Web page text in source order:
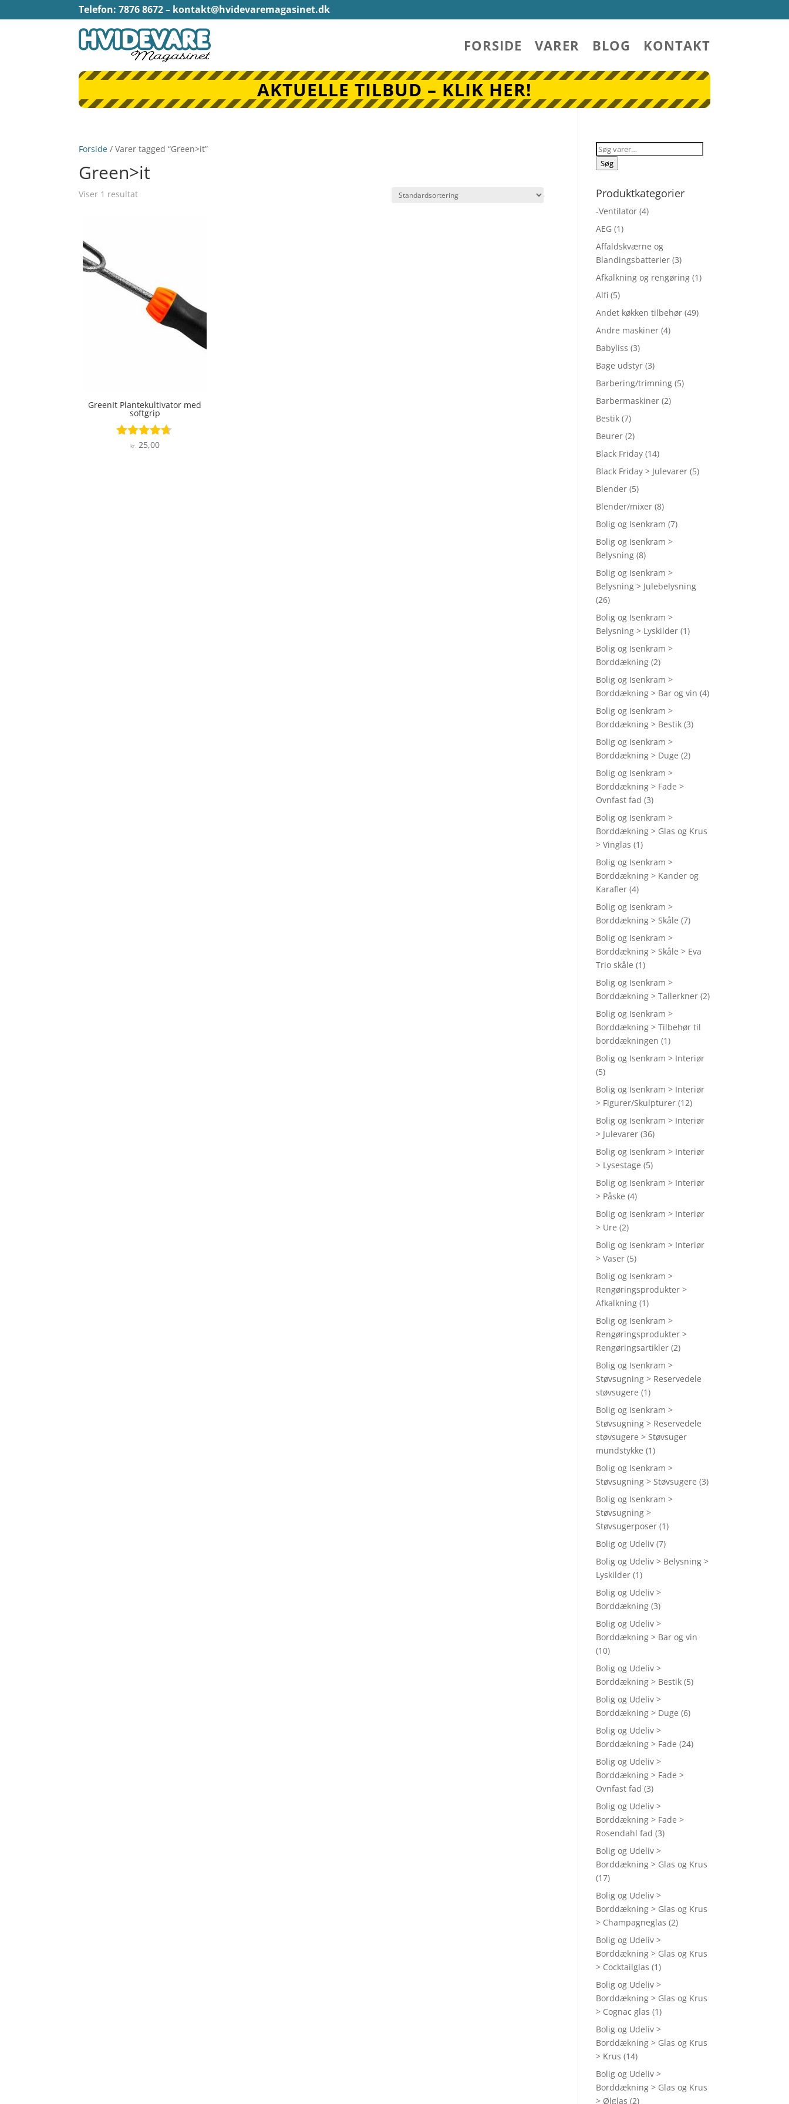
Telefon: 7876 8672 – kontakt@hvidevaremagasinet.dk
FORSIDE VARER BLOG KONTAKT
AKTUELLE TILBUD – KLIK HER!
Forside / Varer tagged “Green>it”
Green>it
Viser 1 resultat
GreenIt Plantekultivator med
softgrip
Vurderet
kr.25,00
Søg
efter:
Søg
Produktkategorier
-Ventilator (4)
AEG (1)
Affaldskværne og
Blandingsbatterier (3)
Afkalkning og rengøring (1)
Alfi (5)
Andet køkken tilbehør (49)
Andre maskiner (4)
Babyliss (3)
Bage udstyr (3)
Barbering/trimning (5)
Barbermaskiner (2)
Bestik (7)
Beurer (2)
Black Friday (14)
Black Friday > Julevarer (5)
Blender (5)
Blender/mixer (8)
Bolig og Isenkram (7)
Bolig og Isenkram >
Belysning (8)
Bolig og Isenkram >
Belysning > Julebelysning
(26)
Bolig og Isenkram >
Belysning > Lyskilder (1)
Bolig og Isenkram >
Borddækning (2)
Bolig og Isenkram >
Borddækning > Bar og vin (4)
Bolig og Isenkram >
Borddækning > Bestik (3)
Bolig og Isenkram >
Borddækning > Duge (2)
Bolig og Isenkram >
Borddækning > Fade >
Ovnfast fad (3)
Bolig og Isenkram >
Borddækning > Glas og Krus
> Vinglas (1)
Bolig og Isenkram >
Borddækning > Kander og
Karafler (4)
Bolig og Isenkram >
Borddækning > Skåle (7)
Bolig og Isenkram >
Borddækning > Skåle > Eva
Trio skåle (1)
Bolig og Isenkram >
Borddækning > Tallerkner (2)
Bolig og Isenkram >
Borddækning > Tilbehør til
borddækningen (1)
Bolig og Isenkram > Interiør
(5)
Bolig og Isenkram > Interiør
> Figurer/Skulpturer (12)
Bolig og Isenkram > Interiør
> Julevarer (36)
Bolig og Isenkram > Interiør
> Lysestage (5)
Bolig og Isenkram > Interiør
> Påske (4)
Bolig og Isenkram > Interiør
> Ure (2)
Bolig og Isenkram > Interiør
> Vaser (5)
Bolig og Isenkram >
Rengøringsprodukter >
Afkalkning (1)
Bolig og Isenkram >
Rengøringsprodukter >
Rengøringsartikler (2)
Bolig og Isenkram >
Støvsugning > Reservedele
støvsugere (1)
Bolig og Isenkram >
Støvsugning > Reservedele
støvsugere > Støvsuger
mundstykke (1)
Bolig og Isenkram >
Støvsugning > Støvsugere (3)
Bolig og Isenkram >
Støvsugning >
Støvsugerposer (1)
Bolig og Udeliv (7)
Bolig og Udeliv > Belysning >
Lyskilder (1)
Bolig og Udeliv >
Borddækning (3)
Bolig og Udeliv >
Borddækning > Bar og vin
(10)
Bolig og Udeliv >
Borddækning > Bestik (5)
Bolig og Udeliv >
Borddækning > Duge (6)
Bolig og Udeliv >
Borddækning > Fade (24)
Bolig og Udeliv >
Borddækning > Fade >
Ovnfast fad (3)
Bolig og Udeliv >
Borddækning > Fade >
Rosendahl fad (3)
Bolig og Udeliv >
Borddækning > Glas og Krus
(17)
Bolig og Udeliv >
Borddækning > Glas og Krus
> Champagneglas (2)
Bolig og Udeliv >
Borddækning > Glas og Krus
> Cocktailglas (1)
Bolig og Udeliv >
Borddækning > Glas og Krus
> Cognac glas (1)
Bolig og Udeliv >
Borddækning > Glas og Krus
> Krus (14)
Bolig og Udeliv >
Borddækning > Glas og Krus
> Ølglas (2)